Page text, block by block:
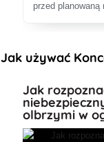
przed planowaną
Jak używać
Jak
olbrzymi w